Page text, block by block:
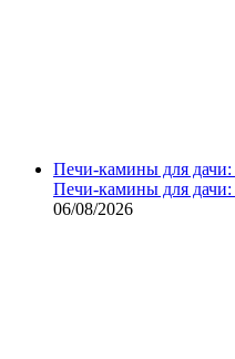
Печи-камины для дачи:
Печи-камины для дачи:
06/08/2026